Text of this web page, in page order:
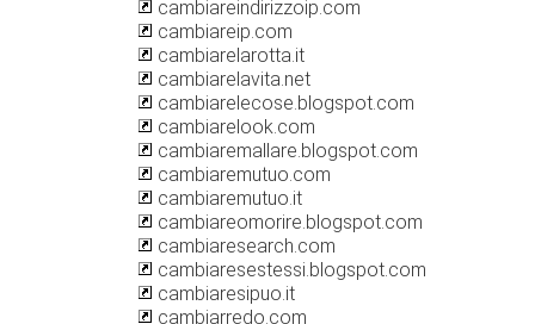
cambiareindirizzoip.com
cambiareip.com
cambiarelarotta.it
cambiarelavita.net
cambiarelecose.blogspot.com
cambiarelook.com
cambiaremallare.blogspot.com
cambiaremutuo.com
cambiaremutuo.it
cambiareomorire.blogspot.com
cambiaresearch.com
cambiaresestessi.blogspot.com
cambiaresipuo.it
cambiarredo.com